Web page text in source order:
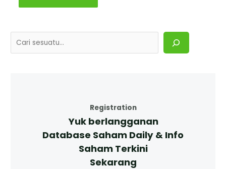
Registration
Yuk berlangganan
Database Saham Daily & Info
Saham Terkini
Sekarang